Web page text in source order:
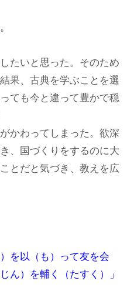
たいと思った。そのため
果、古典を学ぶことを選
ても今と違って豊かで穏
かわってしまった。欲深
、国づくりをするのに大
とだと気づき、教えを広
を以（も）って友を会
ん）を輔く（たすく）」